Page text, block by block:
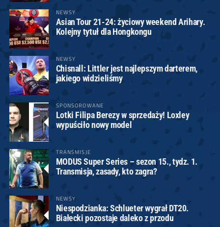
NEWSY
Asian Tour 21-24: życiowy weekend Arihary.
Kolejny tytuł dla Hongkongu
NEWSY
Chisnall: Littler jest najlepszym darterem,
jakiego widzieliśmy
SPONSOROWANE
Lotki Filipa Berezy w sprzedaży! Loxley
wypuściło nowy model
TRANSMISJE
MODUS Super Series – sezon 15., tydz. 1.
Transmisja, zasady, kto zagra?
NEWSY
Niespodzianka: Schlueter wygrał DT20.
Białecki pozostaje daleko z przodu